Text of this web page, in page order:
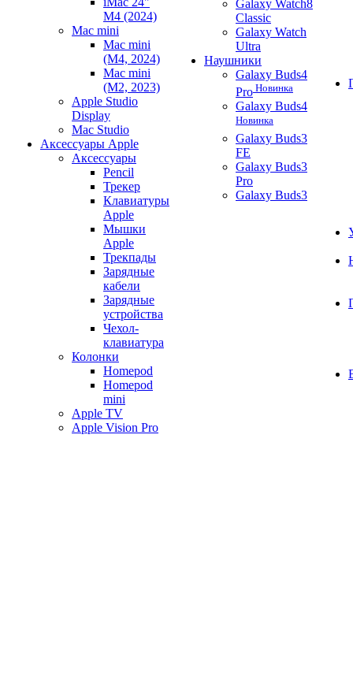
M4 (2024)
Mac mini
Mac mini
(M4, 2024)
Mac mini
(M2, 2023)
Apple Studio
Display
Mac Studio
Аксессуары Apple
Аксессуары
Pencil
Трекер
Клавиатуры
Apple
Мышки
Apple
Трекпады
Зарядные
кабели
Зарядные
устройства
Чехол-
клавиатура
Колонки
Homepod
Homepod
mini
Apple TV
Apple Vision Pro
Galaxy Watch8
Classic
Galaxy Watch
Ultra
Наушники
Galaxy Buds4
Pro Новинка
Galaxy Buds4
Новинка
Galaxy Buds3
FE
Galaxy Buds3
Pro
Galaxy Buds3